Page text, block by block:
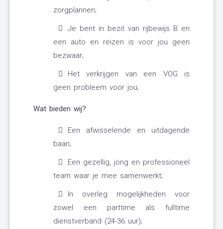
zorgplannen;
Je bent in bezit van rijbewijs B en
een auto en reizen is voor jou geen
bezwaar;
Het verkrijgen van een VOG is
geen probleem voor jou;
Wat bieden wij?
Een afwisselende en uitdagende
baan;
Een gezellig, jong en professioneel
team waar je mee samenwerkt;
In overleg mogelijkheden voor
zowel een parttime als fulltime
dienstverband (24-36 uur);